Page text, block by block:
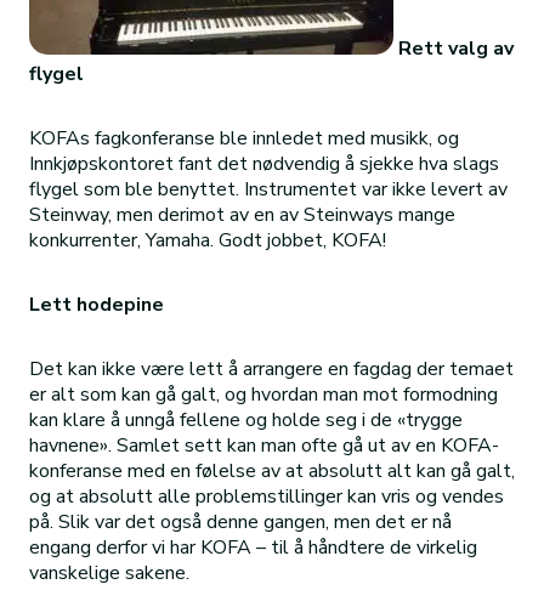
Rett valg av
flygel
KOFAs fagkonferanse ble innledet med musikk, og
Innkjøpskontoret fant det nødvendig å sjekke hva slags
flygel som ble benyttet. Instrumentet var ikke levert av
Steinway, men derimot av en av Steinways mange
konkurrenter, Yamaha. Godt jobbet, KOFA!
Lett hodepine
Det kan ikke være lett å arrangere en fagdag der temaet
er alt som kan gå galt, og hvordan man mot formodning
kan klare å unngå fellene og holde seg i de «trygge
havnene». Samlet sett kan man ofte gå ut av en KOFA-
konferanse med en følelse av at absolutt alt kan gå galt,
og at absolutt alle problemstillinger kan vris og vendes
på. Slik var det også denne gangen, men det er nå
engang derfor vi har KOFA – til å håndtere de virkelig
vanskelige sakene.